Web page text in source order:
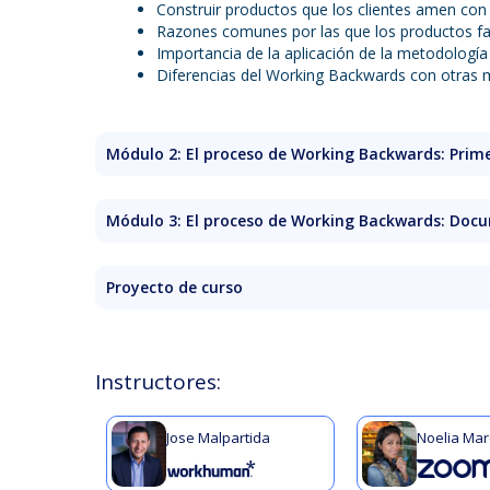
Construir productos que los clientes amen
Razones comunes por las que los productos
Importancia de la aplicación de la metodología
Diferencias del Working Backwards con otras
Módulo 2: El proceso de Working Backwards:
Los 7 pasos del proceso de Working
(i) La recopilación de problemas
Sesión en vivo 1
Módulo 3: El proceso de Working Backwards:
(iv) Obtener feedback del PR
Sesión en vivo 2
Desarrollo de PRFAQ
Reflexión: Cómo aplicar Working Backwards en
Proyecto de curso
Instructores:
Jose Malpartida Noelia